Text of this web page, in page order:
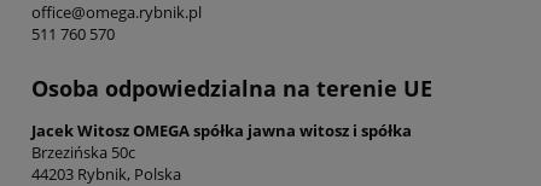
office@omega.rybnik.pl
511 760 570
Osoba odpowiedzialna na terenie UE
Jacek Witosz OMEGA spółka jawna witosz i spółka
Brzezińska 50c
44203 Rybnik, Polska